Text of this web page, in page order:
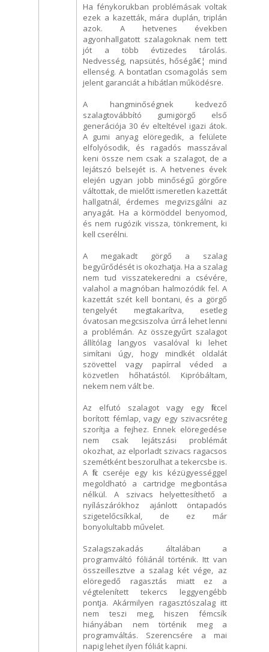
Ha fénykorukban problémásak voltak
ezek a kazetták, mára duplán, triplán
azok. A hetvenes években
agyonhallgatott szalagoknak nem tett
jót a több évtizedes tárolás.
Nedvesség, napsütés, hőségâ€¦ mind
ellenség. A bontatlan csomagolás sem
jelent garanciát a hibátlan működésre.
A hangminőségnek kedvező
szalagtovábbító gumigörgő első
generációja 30 év elteltével igazi átok.
A gumi anyag elöregedik, a felülete
elfolyósodik, és ragadós masszával
keni össze nem csak a szalagot, de a
lejátszó belsejét is. A hetvenes évek
elején ugyan jobb minőségű görgőre
váltottak, de mielőtt ismeretlen kazettát
hallgatnál, érdemes megvizsgálni az
anyagát. Ha a körmöddel benyomod,
és nem rugózik vissza, tönkrement, ki
kell cserélni.
A megakadt görgő a szalag
begyűrődését is okozhatja. Ha a szalag
nem tud visszatekeredni a csévére,
valahol a magnóban halmozódik fel. A
kazettát szét kell bontani, és a görgő
tengelyét megtakarítva, esetleg
óvatosan megcsiszolva úrrá lehet lenni
a problémán. Az összegyűrt szalagot
állítólag langyos vasalóval ki lehet
simítani úgy, hogy mindkét oldalát
szövettel vagy papírral véded a
közvetlen hőhatástól. Kipróbáltam,
nekem nem vált be.
Az elfutó szalagot vagy egy filccel
borított fémlap, vagy egy szivacsréteg
szorítja a fejhez. Ennek elöregedése
nem csak lejátszási problémát
okozhat, az elporladt szivacs ragacsos
szemétként beszorulhat a tekercsbe is.
A filc cseréje egy kis kézügyességgel
megoldható a cartridge megbontása
nélkül. A szivacs helyettesíthető a
nyílászárókhoz ajánlott öntapadós
szigetelőcsíkkal, de ez már
bonyolultabb művelet.
Szalagszakadás általában a
programváltó fóliánál történik. Itt van
összeillesztve a szalag két vége, az
elöregedő ragasztás miatt ez a
végtelenített tekercs leggyengébb
pontja. Akármilyen ragasztószalag itt
nem teszi meg, hiszen fémcsík
hiányában nem történik meg a
programváltás. Szerencsére a mai
napig lehet ilyen fóliát kapni.